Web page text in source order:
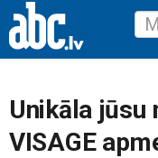
Unikāla jūsu
VISAGE